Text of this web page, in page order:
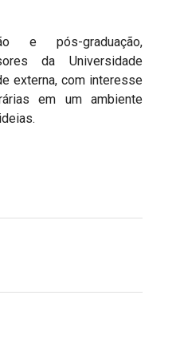
e pós-graduação,
da Universidade
externa, com interesse
em um ambiente